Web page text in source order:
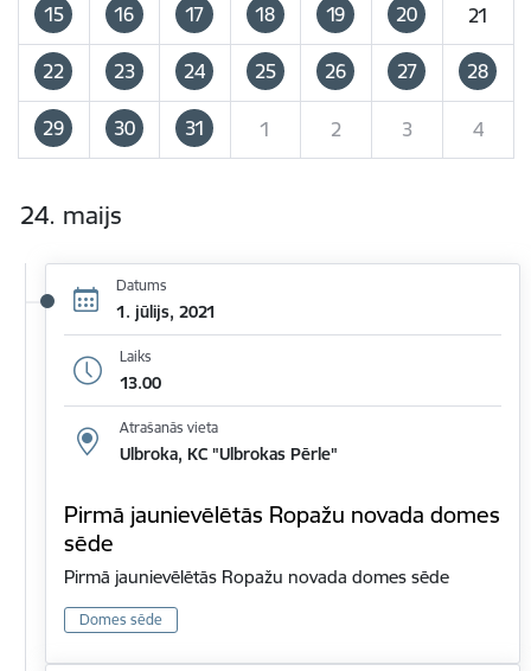
15 16 17 18 19 20 21
22 23 24 25 26 27 28
29 30 31 1 2 3 4
24. maijs
Datums
1. jūlijs, 2021
Laiks
13.00
Atrašanās vieta
Ulbroka, KC "Ulbrokas Pērle"
Pirmā jaunievēlētās Ropažu novada domes
sēde
Pirmā jaunievēlētās Ropažu novada domes sēde
Domes sēde